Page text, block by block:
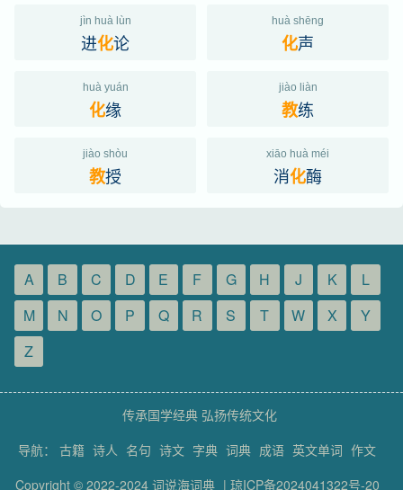
jìn huà lùn
进化论
huà shēng
化声
huà yuán
化缘
jiào liàn
教练
jiào shòu
教授
xiāo huà méi
消化酶
A B C D E F G H J K
L
M
N O P Q R S T W X
Y
Z
传承国学经典 弘扬传统文化
导航： 古籍 诗人 名句 诗文 字典 词典 成语 英文单词 作文
Copyright © 2022-2024 词说海词典 | 琼ICP备2024041322号-20